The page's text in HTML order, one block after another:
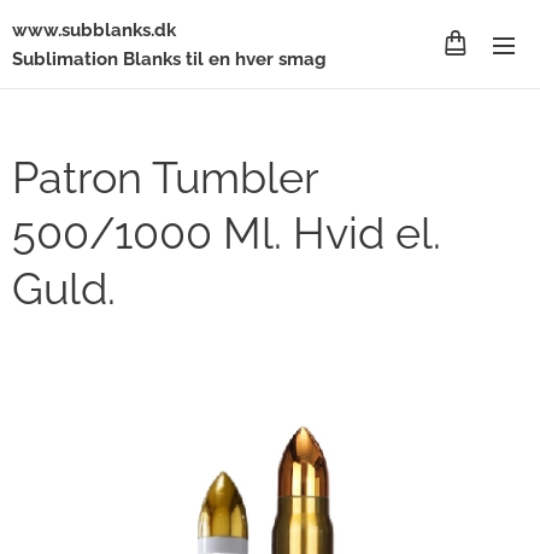
www.subblanks.dk
Sublimation Blanks til en hver smag
Patron Tumbler
500/1000 Ml. Hvid el.
Guld.